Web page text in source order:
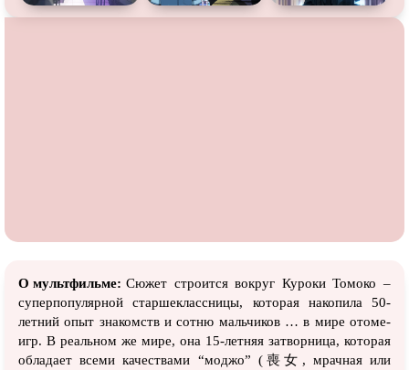
О мультфильме: Сюжет строится вокруг Куроки Томоко –
суперпопулярной старшеклассницы, которая накопила 50-
летний опыт знакомств и сотню мальчиков … в мире отоме-
игр. В реальном же мире, она 15-летняя затворница, которая
обладает всеми качествами “моджо” (喪女, мрачная или